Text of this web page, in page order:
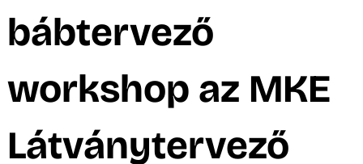
bábtervező
workshop az MKE
Látványtervező